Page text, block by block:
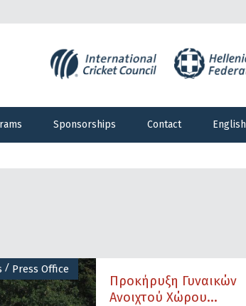
Sponsorships Contact English
/ Press Office
Προκήρυξη Γυναικών
Ανοιχτού Χώρου...